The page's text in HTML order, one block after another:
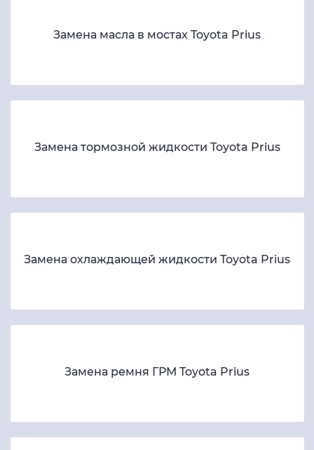
Замена масла в мостах Toyota Prius
Замена тормозной жидкости Toyota Prius
Замена охлаждающей жидкости Toyota Prius
Замена ремня ГРМ Toyota Prius